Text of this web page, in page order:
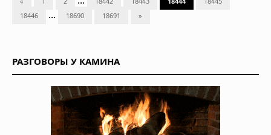
18446
... 18690 18691 »
РАЗГОВОРЫ У КАМИНА